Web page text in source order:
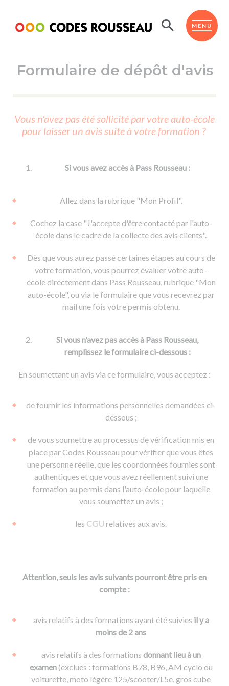
MENU
ESPACE ÉLÈVE
Code de la route
Passer l'ASSR
Réviser le code
Passer l'ETM
Permis voiture
Permis remorque
Permis & handicap
d'apprentissage
De la conduite en voiture
De la conduite à moto
Voir tous les supports
Formations pro.
Permis poids lourd
Formation FCO
Formation CACES
Devenir enseignant de la conduite
Ressources
Formulaire de dépôt d'avis
Vous n'avez pas été sollicité par votre auto-école
pour laisser un avis suite à votre formation ?
Si vous avez accès à Pass Rousseau :
Allez dans la rubrique "Mon Profil".
Cochez la case "J'accepte d'être contacté par l'auto-
école dans le cadre de la collecte des avis clients".
Dès que vous aurez passé certaines étapes au cours de
votre formation, vous pourrez évaluer votre auto-
école directement dans Pass Rousseau, rubrique "Mon
auto-école", ou via le formulaire que vous recevrez par
mail une fois votre permis obtenu.
Si vous n'avez pas accès à Pass Rousseau,
remplissez le formulaire ci-dessous :
En soumettant un avis via ce formulaire, vous acceptez :
de fournir les informations personnelles demandées ci-
dessous ;
de vous soumettre au processus de vérification mis en
place par Codes Rousseau pour vérifier que vous êtes
une personne réelle, que les coordonnées fournies sont
authentiques et que vous avez réellement suivi une
formation au permis dans l'auto-école pour laquelle
vous soumettez un avis ;
les CGUrelatives aux avis.
Attention, seuls les avis suivants pourront être pris en
compte :
avis relatifs à des formations ayant été suivies il y a
moins de 2 ans
avis relatifs à des formations donnant lieu à un
examen(exclues : formations B78, B96, AM cyclo ou
voiturette, moto légère 125/scooter/L5e, gros cube